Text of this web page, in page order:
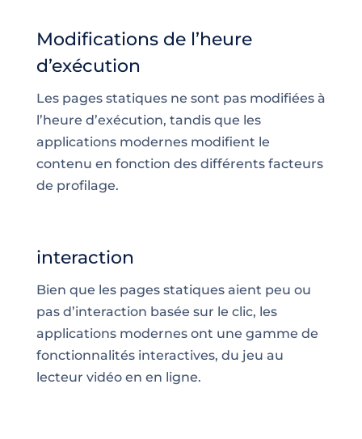
Modifications de l’heure
d’exécution
Les pages statiques ne sont pas modifiées à
l’heure d’exécution, tandis que les
applications modernes modifient le
contenu en fonction des différents facteurs
de profilage.
interaction
Bien que les pages statiques aient peu ou
pas d’interaction basée sur le clic, les
applications modernes ont une gamme de
fonctionnalités interactives, du jeu au
lecteur vidéo en en ligne.